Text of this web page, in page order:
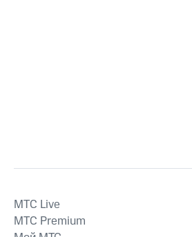
MTС Live
MTС Premium